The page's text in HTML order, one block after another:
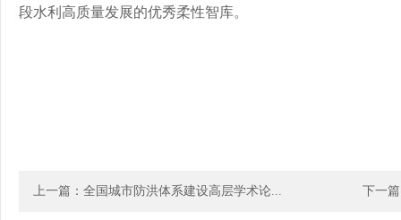
段水利高质量发展的优秀柔性智库。
上一篇：全国城市防洪体系建设高层学术论... 下一